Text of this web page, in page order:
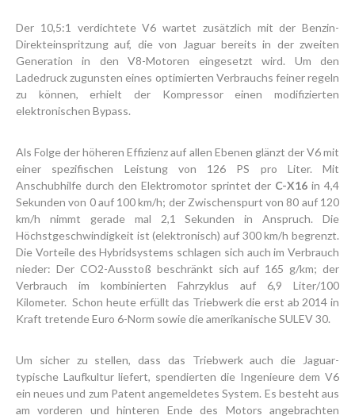
Der 10,5:1 verdichtete V6 wartet zusätzlich mit der Benzin-
Direkteinspritzung auf, die von Jaguar bereits in der zweiten
Generation in den V8-Motoren eingesetzt wird. Um den
Ladedruck zugunsten eines optimierten Verbrauchs feiner regeln
zu können, erhielt der Kompressor einen modifizierten
elektronischen Bypass.
Als Folge der höheren Effizienz auf allen Ebenen glänzt der V6 mit
einer spezifischen Leistung von 126 PS pro Liter. Mit
Anschubhilfe durch den Elektromotor sprintet der C-X16 in 4,4
Sekunden von 0 auf 100 km/h; der Zwischenspurt von 80 auf 120
km/h nimmt gerade mal 2,1 Sekunden in Anspruch. Die
Höchstgeschwindigkeit ist (elektronisch) auf 300 km/h begrenzt.
Die Vorteile des Hybridsystems schlagen sich auch im Verbrauch
nieder: Der CO2-Ausstoß beschränkt sich auf 165 g/km; der
Verbrauch im kombinierten Fahrzyklus auf 6,9 Liter/100
Kilometer. Schon heute erfüllt das Triebwerk die erst ab 2014 in
Kraft tretende Euro 6-Norm sowie die amerikanische SULEV 30.
Um sicher zu stellen, dass das Triebwerk auch die Jaguar-
typische Laufkultur liefert, spendierten die Ingenieure dem V6
ein neues und zum Patent angemeldetes System. Es besteht aus
am vorderen und hinteren Ende des Motors angebrachten